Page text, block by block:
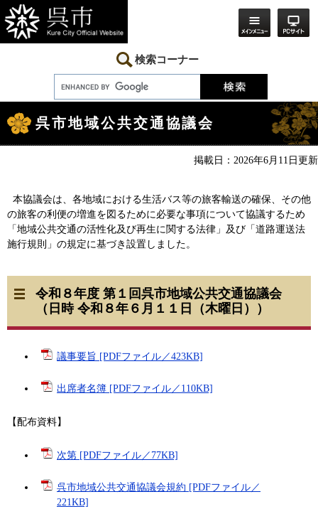
ー
ジ
の
ニ
ュ
ー
本
へ
検索コーナー
文
呉市地域公共交通協議会
掲載日：2026年6月11日更新
本協議会は、各地域における生活バス等の旅客輸送の確保、その他
の旅客の利便の増進を図るために必要な事項について協議するため
「地域公共交通の活性化及び再生に関する法律」及び「道路運送法
施行規則」の規定に基づき設置しました。
令和８年度 第１回呉市地域公共交通協議会
（日時 令和８年６月１１日（木曜日））
議事要旨 [PDFファイル／423KB]
出席者名簿 [PDFファイル／110KB]
【配布資料】
次第 [PDFファイル／77KB]
呉市地域公共交通協議会規約 [PDFファイル／
221KB]